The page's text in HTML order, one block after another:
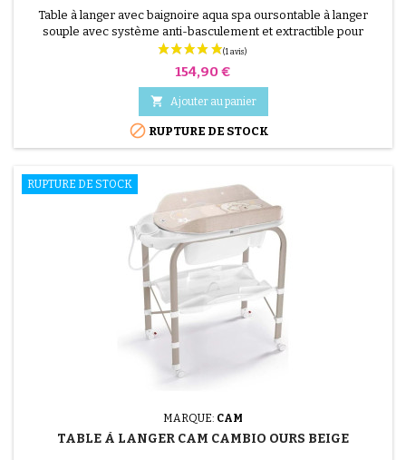
Table à langer avec baignoire aqua spa oursontable à langer
souple avec système anti-basculement et extractible pour
permettre à la maman de donner son bain au bébé et de pouvoir
le changer facilement. baignoire avec 2 assises anatomiques (une
inclinée pour bébés de 0 à 6 mois et une assise pour bébés de 6
à 12 mois), espaces porte-objets et porte-éponge,...
Prix
154,90 €
 Ajouter au panier
 RUPTURE DE STOCK
RUPTURE DE STOCK
MARQUE: CAM
TABLE À LANGER CAM CAMBIO OURS BEIGE